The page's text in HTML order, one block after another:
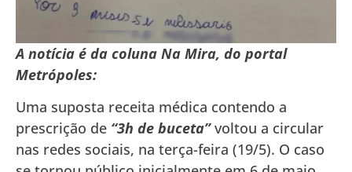
A notícia é da coluna Na Mira, do portal
Metrópoles:
Uma suposta receita médica contendo a
prescrição de “3h de buceta”voltou a circular
nas redes sociais, na terça-feira (19/5). O caso